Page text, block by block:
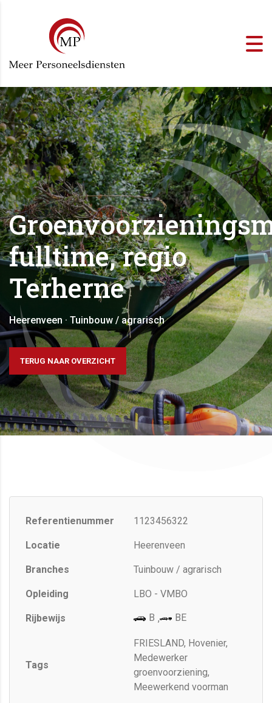
fulltime, regio
Terherne
Heerenveen · Tuinbouw / agrarisch
TERUG NAAR OVERZICHT
Referentienummer 1123456322
Locatie Heerenveen
Branches Tuinbouw / agrarisch
Opleiding LBO - VMBO
Rijbewijs B , BE
Tags
FRIESLAND, Hovenier,
Medewerker
groenvoorziening,
Meewerkend voorman